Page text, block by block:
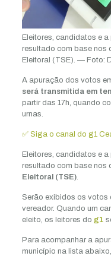
Eleitores, candidatos e
resultado com base nos
Eleitoral (TSE). — Foto:
A apuração dos votos
será transmitida em
partir das 17h, quando
urnas.
✅ Siga o canal do g1
Eleitores, candidatos e
resultado com base nos
Eleitoral (TSE).
Serão exibidos os votos
vereador. Quando um
eleito, os leitores do g1
Para acompanhar a
município na lista